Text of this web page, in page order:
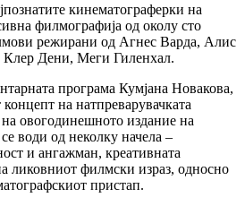
кинематограферки на
филмографија од околу сто
режирани од Агнес Варда, Алис
Дени, Меги Гиленхал.
програма Кумјана Новакова,
на натпреварувачката
овогодинешното издание на
води од неколку начела –
и ангажман, креативната
ликовниот филмски израз, односно
пристап.